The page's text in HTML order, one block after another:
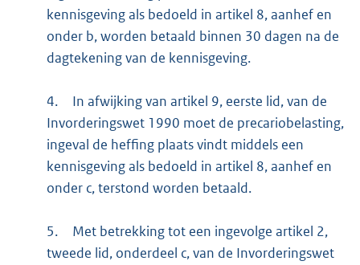
kennisgeving als bedoeld in artikel 8, aanhef en
onder b, worden betaald binnen 30 dagen na de
dagtekening van de kennisgeving.
4.
In afwijking van artikel 9, eerste lid, van de
Invorderingswet 1990 moet de precariobelasting,
ingeval de heffing plaats vindt middels een
kennisgeving als bedoeld in artikel 8, aanhef en
onder c, terstond worden betaald.
5.
Met betrekking tot een ingevolge artikel 2,
tweede lid, onderdeel c, van de Invorderingswet